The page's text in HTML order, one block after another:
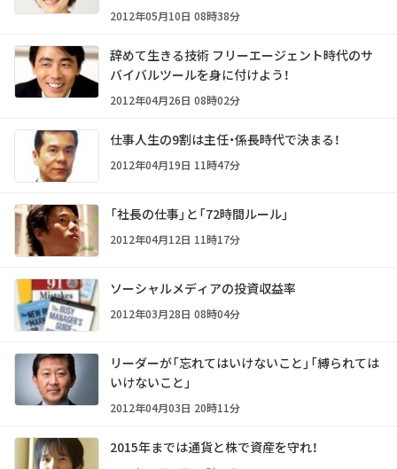
2012年05月10日 08時38分
辞めて生きる技術 フリーエージェント時代のサ
バイバルツールを身に付けよう！
2012年04月26日 08時02分
仕事人生の9割は主任・係長時代で決まる！
2012年04月19日 11時47分
「社長の仕事」と「72時間ルール」
2012年04月12日 11時17分
ソーシャルメディアの投資収益率
2012年03月28日 08時04分
リーダーが「忘れてはいけないこと」「縛られては
いけないこと」
2012年04月03日 20時11分
2015年までは通貨と株で資産を守れ！